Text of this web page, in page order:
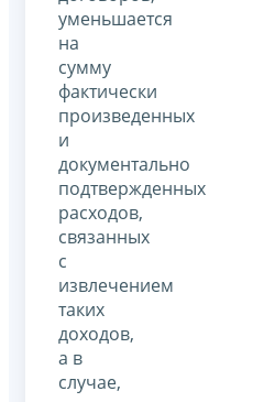
уменьшается
на
сумму
фактически
произведенных
и
документально
подтвержденных
расходов,
связанных
с
извлечением
таких
доходов,
а в
случае,